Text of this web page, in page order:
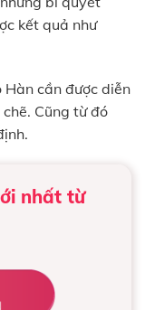
kết quả như
cần được diễn
Cũng từ đó
nhất từ